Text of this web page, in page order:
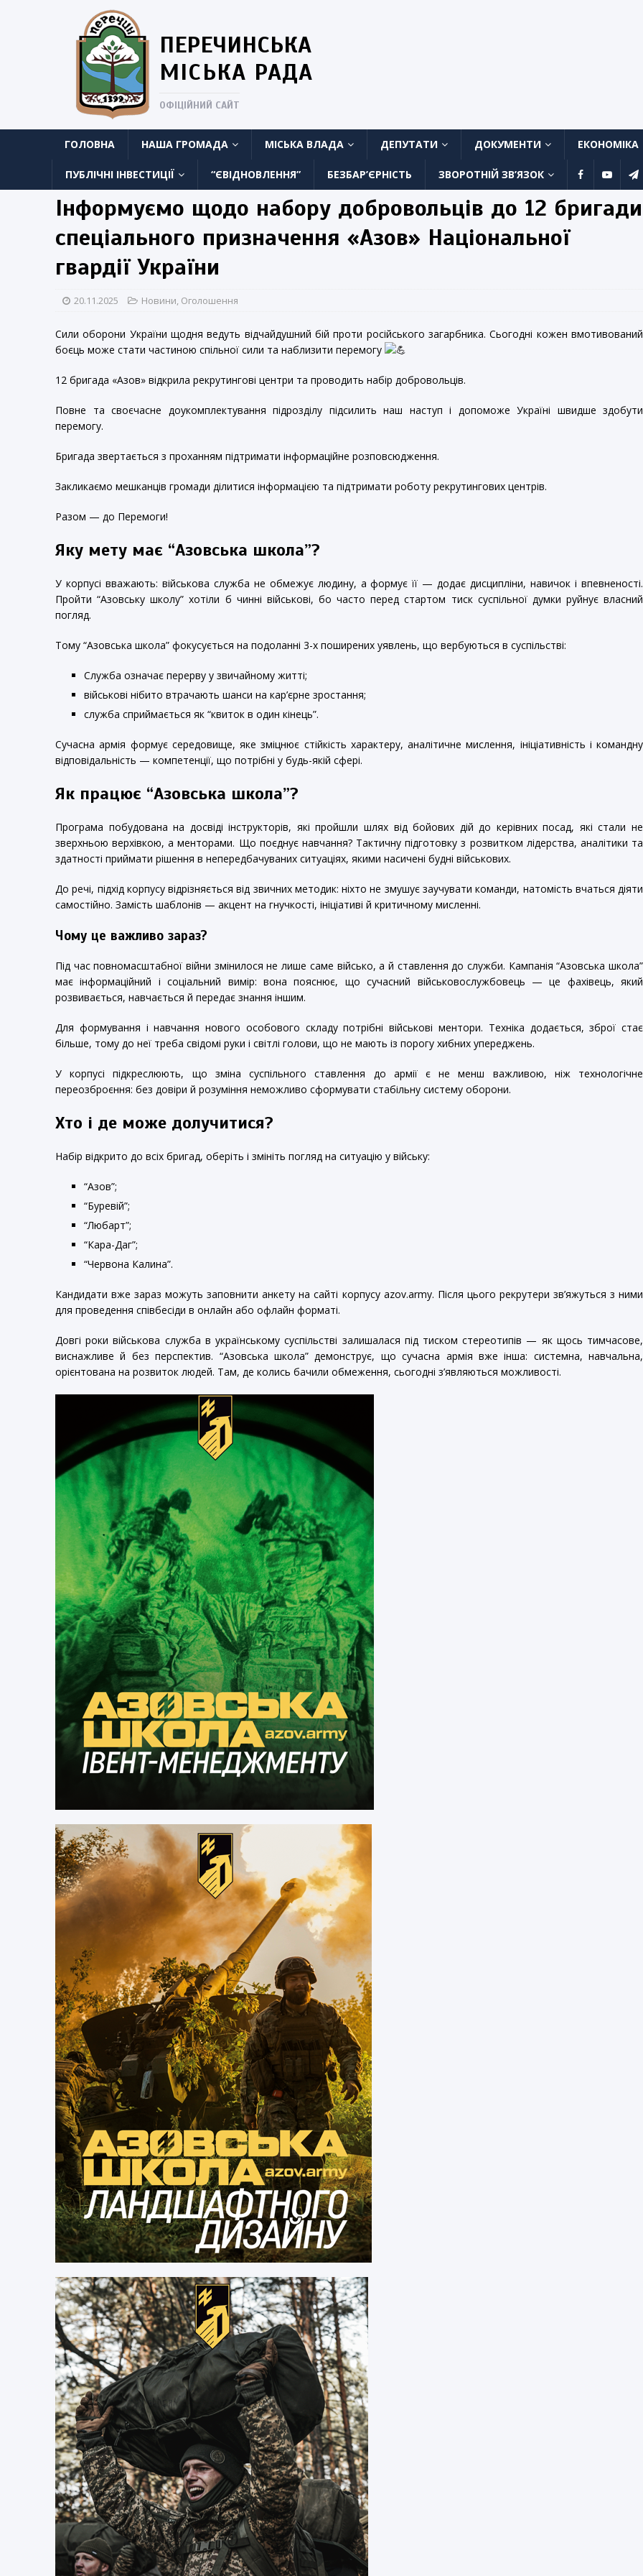
ПЕРЕЧИНСЬКА
МІСЬКА РАДА
ОФІЦІЙНИЙ САЙТ
ГОЛОВНА НАША ГРОМАДА МІСЬКА ВЛАДА ДЕПУТАТИ ДОКУМЕНТИ ЕКОНОМІКА
ПУБЛІЧНІ ІНВЕСТИЦІЇ “ЄВІДНОВЛЕННЯ” БЕЗБАР’ЄРНІСТЬ ЗВОРОТНІЙ ЗВ’ЯЗОК
Інформуємо щодо набору добровольців до 12 бригади
спеціального призначення «Азов» Національної
гвардії України
20.11.2025 Новини, Оголошення
Сили оборони України щодня ведуть відчайдушний бій проти російського загарбника. Сьогодні кожен вмотивований
боєць може стати частиною спільної сили та наблизити перемогу
12 бригада «Азов» відкрила рекрутингові центри та проводить набір добровольців.
Повне та своєчасне доукомплектування підрозділу підсилить наш наступ і допоможе Україні швидше здобути
перемогу.
Бригада звертається з проханням підтримати інформаційне розповсюдження.
Закликаємо мешканців громади ділитися інформацією та підтримати роботу рекрутингових центрів.
Разом — до Перемоги!
Яку мету має “Азовська школа”?
У корпусі вважають: військова служба не обмежує людину, а формує її — додає дисципліни, навичок і впевненості.
Пройти “Азовську школу” хотіли б чинні військові, бо часто перед стартом тиск суспільної думки руйнує власний
погляд.
Тому “Азовська школа” фокусується на подоланні 3-х поширених уявлень, що вербуються в суспільстві:
Служба означає перерву у звичайному житті;
військові нібито втрачають шанси на кар’єрне зростання;
служба сприймається як “квиток в один кінець”.
Сучасна армія формує середовище, яке зміцнює стійкість характеру, аналітичне мислення, ініціативність і командну
відповідальність — компетенції, що потрібні у будь-якій сфері.
Як працює “Азовська школа”?
Програма побудована на досвіді інструкторів, які пройшли шлях від бойових дій до керівних посад, які стали не
зверхньою верхівкою, а менторами. Що поєднує навчання? Тактичну підготовку з розвитком лідерства, аналітики та
здатності приймати рішення в непередбачуваних ситуаціях, якими насичені будні військових.
До речі, підхід корпусу відрізняється від звичних методик: ніхто не змушує заучувати команди, натомість вчаться діяти
самостійно. Замість шаблонів — акцент на гнучкості, ініціативі й критичному мисленні.
Чому це важливо зараз?
Під час повномасштабної війни змінилося не лише саме військо, а й ставлення до служби. Кампанія “Азовська школа”
має інформаційний і соціальний вимір: вона пояснює, що сучасний військовослужбовець — це фахівець, який
розвивається, навчається й передає знання іншим.
Для формування і навчання нового особового складу потрібні військові ментори. Техніка додається, зброї стає
більше, тому до неї треба свідомі руки і світлі голови, що не мають із порогу хибних упереджень.
У корпусі підкреслюють, що зміна суспільного ставлення до армії є не менш важливою, ніж технологічне
переозброєння: без довіри й розуміння неможливо сформувати стабільну систему оборони.
Хто і де може долучитися?
Набір відкрито до всіх бригад, оберіть і змініть погляд на ситуацію у війську:
“Азов”;
“Буревій”;
“Любарт”;
“Кара-Даг”;
“Червона Калина”.
Кандидати вже зараз можуть заповнити анкету на сайті корпусу azov.army. Після цього рекрутери зв’яжуться з ними
для проведення співбесіди в онлайн або офлайн форматі.
Довгі роки військова служба в українському суспільстві залишалася під тиском стереотипів — як щось тимчасове,
виснажливе й без перспектив. “Азовська школа” демонструє, що сучасна армія вже інша: системна, навчальна,
орієнтована на розвиток людей. Там, де колись бачили обмеження, сьогодні з’являються можливості.